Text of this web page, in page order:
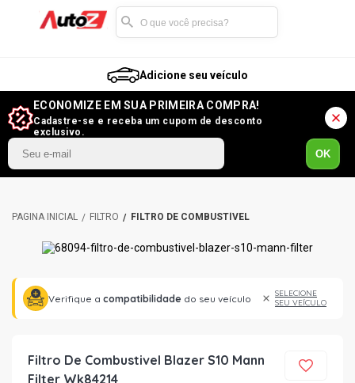
Adicione seu veículo
ECONOMIZE EM SUA PRIMEIRA COMPRA!
Cadastre-se e receba um cupom de desconto
exclusivo.
OK
FILTRO FILTRO DE COMBUSTÍVEL
Verifique a compatibilidade do seu veículo
SELECIONE
SEU VEÍCULO
Filtro De Combustivel Blazer S10 Mann
Filter Wk84214